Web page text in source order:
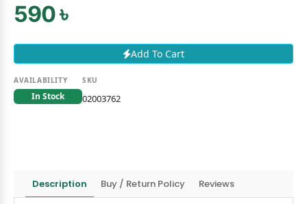
590 ৳
Add To Cart
AVAILABILITY
In Stock
SKU
02003762
Description Buy / Return Policy Reviews